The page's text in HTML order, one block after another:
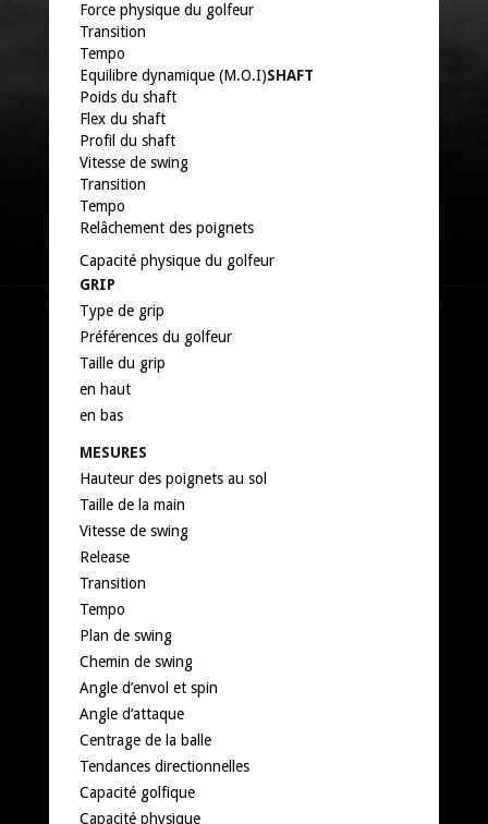
Force physique du golfeur
Transition
Tempo
Equilibre dynamique (M.O.I)SHAFT
Poids du shaft
Flex du shaft
Profil du shaft
Vitesse de swing
Transition
Tempo
Relâchement des poignets
Capacité physique du golfeur
GRIP
Type de grip
Préférences du golfeur
Taille du grip
en haut
en bas
MESURES
Hauteur des poignets au sol
Taille de la main
Vitesse de swing
Release
Transition
Tempo
Plan de swing
Chemin de swing
Angle d’envol et spin
Angle d’attaque
Centrage de la balle
Tendances directionnelles
Capacité golfique
Capacité physique